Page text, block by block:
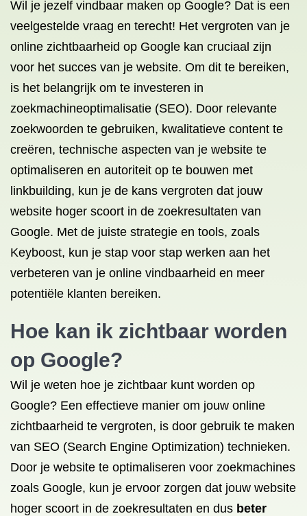
Wil je jezelf vindbaar maken op Google? Dat is een
veelgestelde vraag en terecht! Het vergroten van je
online zichtbaarheid op Google kan cruciaal zijn
voor het succes van je website. Om dit te bereiken,
is het belangrijk om te investeren in
zoekmachineoptimalisatie (SEO). Door relevante
zoekwoorden te gebruiken, kwalitatieve content te
creëren, technische aspecten van je website te
optimaliseren en autoriteit op te bouwen met
linkbuilding, kun je de kans vergroten dat jouw
website hoger scoort in de zoekresultaten van
Google. Met de juiste strategie en tools, zoals
Keyboost, kun je stap voor stap werken aan het
verbeteren van je online vindbaarheid en meer
potentiële klanten bereiken.
Hoe kan ik zichtbaar worden
op Google?
Wil je weten hoe je zichtbaar kunt worden op
Google? Een effectieve manier om jouw online
zichtbaarheid te vergroten, is door gebruik te maken
van SEO (Search Engine Optimization) technieken.
Door je website te optimaliseren voor zoekmachines
zoals Google, kun je ervoor zorgen dat jouw website
hoger scoort in de zoekresultaten en dus beter